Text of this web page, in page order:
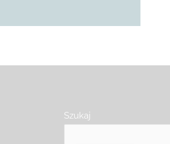
Szukaj